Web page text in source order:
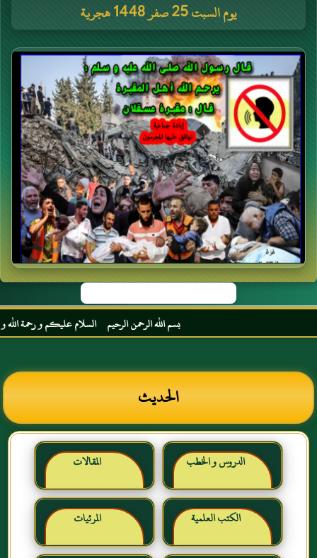
يوم السبت 25 صفر 1448 هجرية
بسم الله الرحمن الرحيم السلام عليكم و رحمة الله و
الحديث
الدروس و الخطب المقالات
الكتب العلمية المرئيات